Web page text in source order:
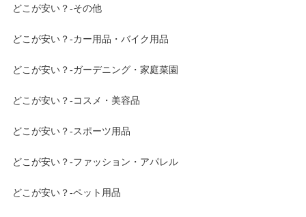
どこが安い？-その他
どこが安い？-カー用品・バイク用品
どこが安い？-ガーデニング・家庭菜園
どこが安い？-コスメ・美容品
どこが安い？-スポーツ用品
どこが安い？-ファッション・アパレル
どこが安い？-ペット用品